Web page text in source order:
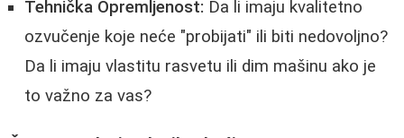
Tehnička Opremljenost: Da li imaju kvalitetno
ozvučenje koje neće "probijati" ili biti nedovoljno?
Da li imaju vlastitu rasvetu ili dim mašinu ako je
to važno za vas?